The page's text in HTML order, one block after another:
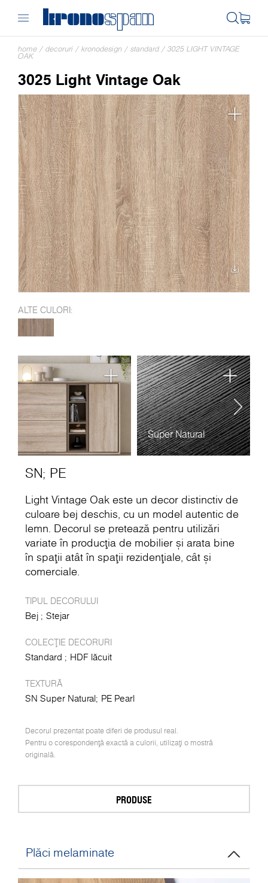
home / decoruri / kronodesign / standard / 3025 LIGHT VINTAGE
OAK
3025 Light Vintage Oak
ALTE CULORI:
Super Natural
SN; PE
Light Vintage Oak este un decor distinctiv de
culoare bej deschis, cu un model autentic de
lemn. Decorul se pretează pentru utilizări
variate în producția de mobilier și arata bine
în spații atât în spații rezidențiale, cât și
comerciale.
TIPUL DECORULUI
Bej Stejar
COLECȚIE DECORURI
Standard HDF lăcuit
TEXTURĂ
SN Super Natural PE Pearl
Decorul prezentat poate diferi de produsul real.
Pentru o corespondență exactă a culorii, utilizați o mostră
originală.
PRODUSE
Plăci melaminate